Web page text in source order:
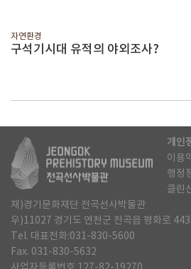
자연환경
구석기시대 유적의 야외조사?
개인
이용
행정
클린
재)경기문화재단 전곡선사박물관
우)11027 경기도 연천군 전곡읍 평화로
Tel. 대표전화:031-830-5600
Fax. 031-830-5632